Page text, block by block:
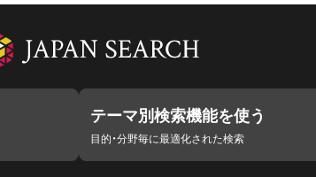
テーマ別検索機能を使う
目的・分野毎に最適化された検索